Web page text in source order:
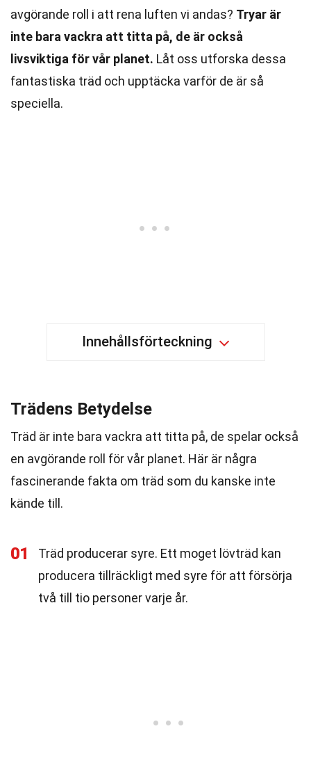
avgörande roll i att rena luften vi andas? Tryar är
inte bara vackra att titta på, de är också
livsviktiga för vår planet. Låt oss utforska dessa
fantastiska träd och upptäcka varför de är så
speciella.
Innehållsförteckning
Trädens Betydelse
Träd är inte bara vackra att titta på, de spelar också
en avgörande roll för vår planet. Här är några
fascinerande fakta om träd som du kanske inte
kände till.
01
Träd producerar syre. Ett moget lövträd kan
producera tillräckligt med syre för att försörja
två till tio personer varje år.